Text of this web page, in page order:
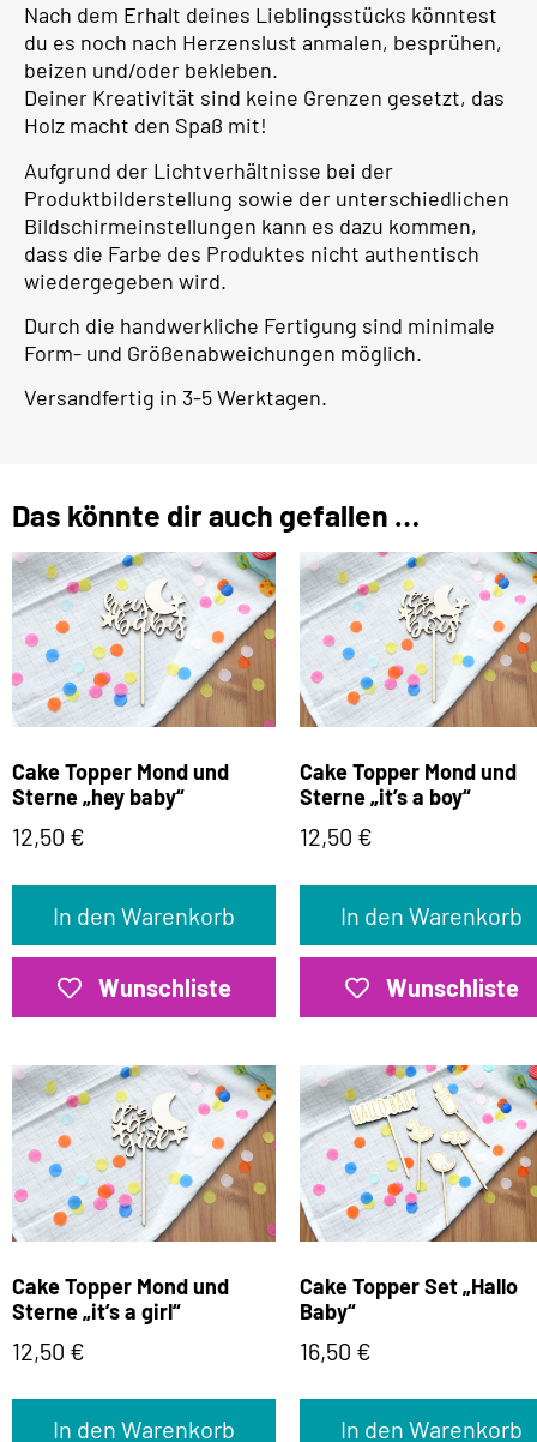
Nach dem Erhalt deines Lieblingsstücks könntest
du es noch nach Herzenslust anmalen, besprühen,
beizen und/oder bekleben.
Deiner Kreativität sind keine Grenzen gesetzt, das
Holz macht den Spaß mit!
Aufgrund der Lichtverhältnisse bei der
Produktbilderstellung sowie der unterschiedlichen
Bildschirmeinstellungen kann es dazu kommen,
dass die Farbe des Produktes nicht authentisch
wiedergegeben wird.
Durch die handwerkliche Fertigung sind minimale
Form- und Größenabweichungen möglich.
Versandfertig in 3-5 Werktagen.
Das könnte dir auch gefallen …
Cake Topper Mond und
Sterne „hey baby“
12,50 €
In den Warenkorb
Wunschliste
Cake Topper Mond und
Sterne „it’s a boy“
12,50 €
In den Warenkorb
Wunschliste
Cake Topper Mond und
Sterne „it’s a girl“
12,50 €
In den Warenkorb
Cake Topper Set „Hallo
Baby“
16,50 €
In den Warenkorb